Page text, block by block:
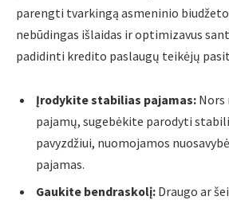
parengti tvarkingą asmeninio biudžeto
nebūdingas išlaidas ir optimizavus
padidinti kredito paslaugų teikėjų
Įrodykite stabilias pajamas:
pajamų, sugebėkite parodyti
pavyzdžiui, nuomojamos
pajamas.
Gaukite bendraskolį: Draugo ar